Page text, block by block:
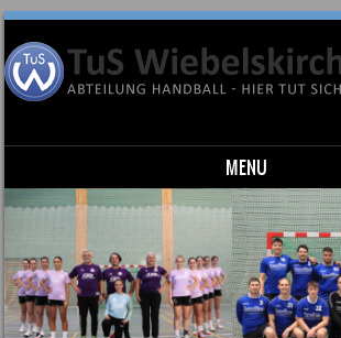
MENU
Skip to content